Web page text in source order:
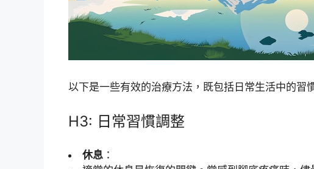
以下是一些有效的治療方法，既包括日常生活中的習
H3: 日常習慣調整
休息 ：